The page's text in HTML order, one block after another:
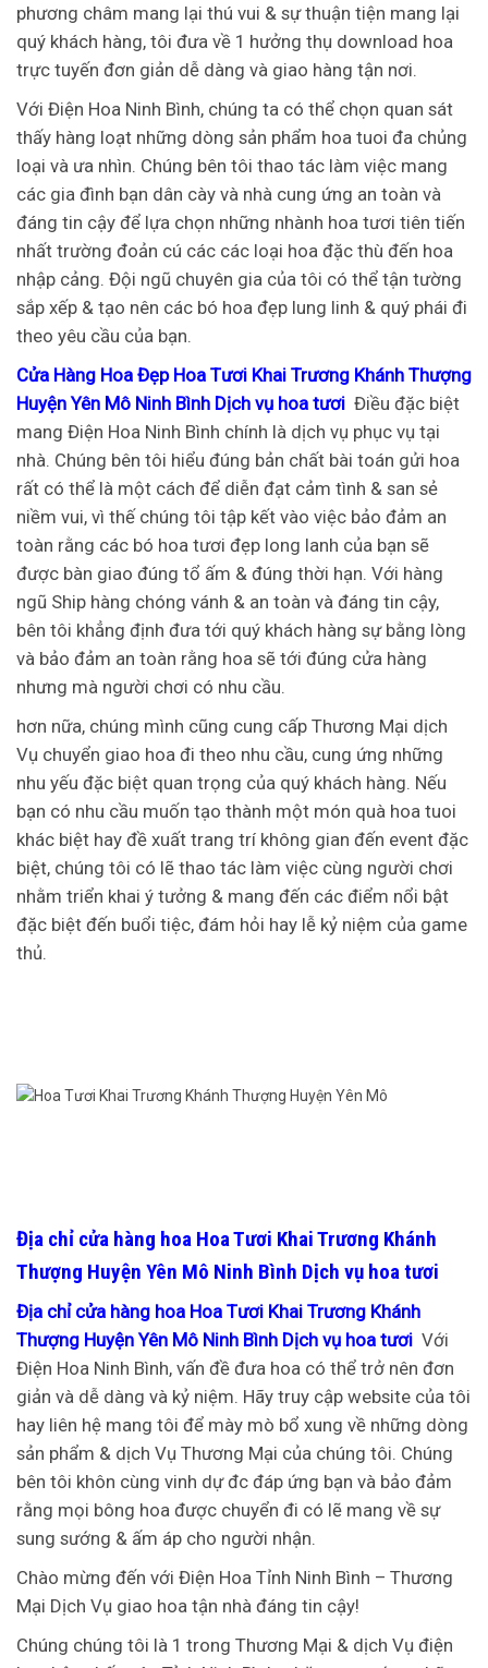
phương châm mang lại thú vui & sự thuận tiện mang lại
quý khách hàng, tôi đưa về 1 hưởng thụ download hoa
trực tuyến đơn giản dễ dàng và giao hàng tận nơi.
Với Điện Hoa Ninh Bình, chúng ta có thể chọn quan sát
thấy hàng loạt những dòng sản phẩm hoa tuoi đa chủng
loại và ưa nhìn. Chúng bên tôi thao tác làm việc mang
các gia đình bạn dân cày và nhà cung ứng an toàn và
đáng tin cậy để lựa chọn những nhành hoa tươi tiên tiến
nhất trường đoản cú các các loại hoa đặc thù đến hoa
nhập cảng. Đội ngũ chuyên gia của tôi có thể tận tường
sắp xếp & tạo nên các bó hoa đẹp lung linh & quý phái đi
theo yêu cầu của bạn.
Cửa Hàng Hoa Đẹp Hoa Tươi Khai Trương Khánh Thượng
Huyện Yên Mô Ninh Bình Dịch vụ hoa tươi Điều đặc biệt
mang Điện Hoa Ninh Bình chính là dịch vụ phục vụ tại
nhà. Chúng bên tôi hiểu đúng bản chất bài toán gửi hoa
rất có thể là một cách để diễn đạt cảm tình & san sẻ
niềm vui, vì thế chúng tôi tập kết vào việc bảo đảm an
toàn rằng các bó hoa tươi đẹp long lanh của bạn sẽ
được bàn giao đúng tổ ấm & đúng thời hạn. Với hàng
ngũ Ship hàng chóng vánh & an toàn và đáng tin cậy,
bên tôi khẳng định đưa tới quý khách hàng sự bằng lòng
và bảo đảm an toàn rằng hoa sẽ tới đúng cửa hàng
nhưng mà người chơi có nhu cầu.
hơn nữa, chúng mình cũng cung cấp Thương Mại dịch
Vụ chuyển giao hoa đi theo nhu cầu, cung ứng những
nhu yếu đặc biệt quan trọng của quý khách hàng. Nếu
bạn có nhu cầu muốn tạo thành một món quà hoa tuoi
khác biệt hay đề xuất trang trí không gian đến event đặc
biệt, chúng tôi có lẽ thao tác làm việc cùng người chơi
nhằm triển khai ý tưởng & mang đến các điểm nổi bật
đặc biệt đến buổi tiệc, đám hỏi hay lễ kỷ niệm của game
thủ.
Địa chỉ cửa hàng hoa Hoa Tươi Khai Trương Khánh
Thượng Huyện Yên Mô Ninh Bình Dịch vụ hoa tươi
Địa chỉ cửa hàng hoa Hoa Tươi Khai Trương Khánh
Thượng Huyện Yên Mô Ninh Bình Dịch vụ hoa tươi Với
Điện Hoa Ninh Bình, vấn đề đưa hoa có thể trở nên đơn
giản và dễ dàng và kỷ niệm. Hãy truy cập website của tôi
hay liên hệ mang tôi để mày mò bổ xung về những dòng
sản phẩm & dịch Vụ Thương Mại của chúng tôi. Chúng
bên tôi khôn cùng vinh dự đc đáp ứng bạn và bảo đảm
rằng mọi bông hoa được chuyển đi có lẽ mang về sự
sung sướng & ấm áp cho người nhận.
Chào mừng đến với Điện Hoa Tỉnh Ninh Bình – Thương
Mại Dịch Vụ giao hoa tận nhà đáng tin cậy!
Chúng chúng tôi là 1 trong Thương Mại & dịch Vụ điện